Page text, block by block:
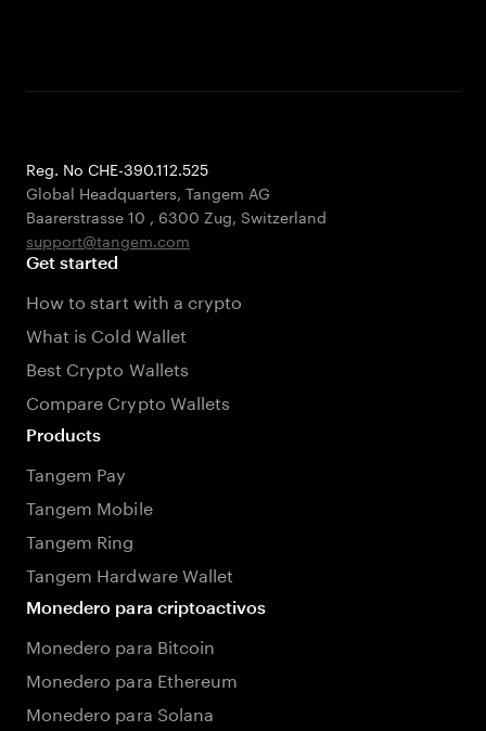
Reg. No CHE-390.112.525
Global Headquarters, Tangem AG
Baarerstrasse 10 , 6300 Zug, Switzerland
support@tangem.com
Get started
How to start with a crypto
What is Cold Wallet
Best Crypto Wallets
Compare Crypto Wallets
Products
Tangem Pay
Tangem Mobile
Tangem Ring
Tangem Hardware Wallet
Monedero para criptoactivos
Monedero para Bitcoin
Monedero para Ethereum
Monedero para Solana